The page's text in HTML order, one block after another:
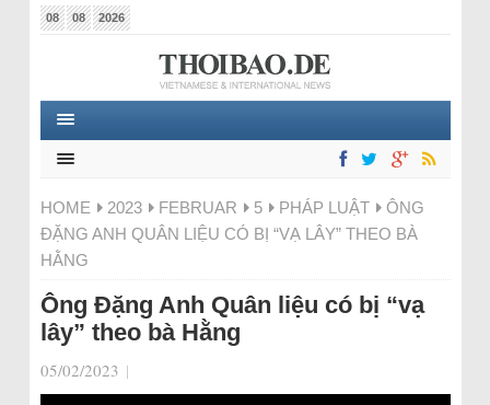
08 08 2026
HOME 2023 FEBRUAR 5 PHÁP LUẬT
ÔNG
ĐẶNG ANH QUÂN LIỆU CÓ BỊ “VẠ LÂY” THEO BÀ
HẰNG
Ông Đặng Anh Quân liệu có bị “vạ
lây” theo bà Hằng
05/02/2023 |